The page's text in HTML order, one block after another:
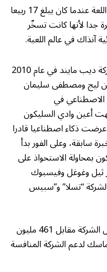
ويذكر بأن هاسابيس طور هذه اللعة عندما كان يبلغ 17 ربيعا
جدا لأنها كانت تسخّر
آنذاك في عالم اللعبة.
كما أسس هاسابيس لاحقا شركة ديب مايند في عام 2010
ليج ومصطفى سليمان
الاصطناعي في
وفي 2014 توجهت أعين وادي السليكون
ذكاء اصطناعيا قادرا
سابقة، وعلى الفور بدأ
بمحاولة الاستحواذ على
ثيل وغوغل وفيسبوك
لشركة “تسلا” و”سبيس
وفي 2014 نفسه اشترت غوغل الشركة مقابل 461 مليون
ماسك لدعم الشركة المنافسة